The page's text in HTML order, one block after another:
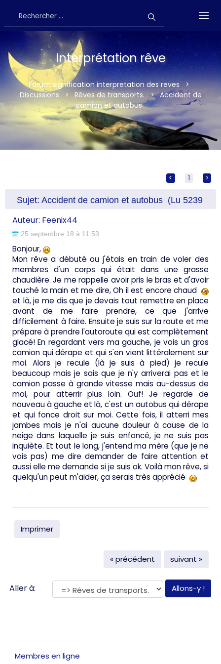
Interprétation rêve
Forum signification interpretation des reves>
Discussions > Rêves de transports.> Accident de
camion et autobus
< 1 >
Sujet: Accident de camion et autobus (Lu 5239
Auteur: Feenix44
25 septembre 18 à 11:53
Bonjour,
Mon rêve a débuté ou j'étais en train de voler des
membres d'un corps qui était dans une grasse
chaudière. Je me rappelle avoir pris le bras et d'avoir
touché la main et me dire, Oh il est encore chaud
et là, je me dis que je devais tout remettre en place
avant de me faire prendre, ce que j'arrive
difficilement à faire. Ensuite je suis sur la route et me
prépare à prendre l'autoroute qui est complètement
glacé! En regardant vers ma gauche, je vois un gros
camion qui dérape et qui s'en vient littéralement sur
moi. Alors je recule (là je suis à pied) je recule
beaucoup mais je sais que je n'y arriverai pas et le
camion passe à grande vitesse mais au-dessus de
moi, pour atterrir plus loin. Ouf! Je regarde de
nouveau à gauche et là, c'est un autobus qui dérape
et qui fonce droit sur moi. Cette fois, il atterri mes
jambes mais je n'ai aucune douleur à cause de la
neige dans laquelle je suis enfoncé, je ne suis pas
inquiète. Et tout le long, j'entend ma mère (que je ne
vois pas) me dire demander de faire attention et
aussi elle me demande si je suis ok. Voilà mon rêve, si
quelqu'un peut m'aider, ça serais très apprécié
Imprimer
« précédent suivant »
Aller à:
Membres en ligne